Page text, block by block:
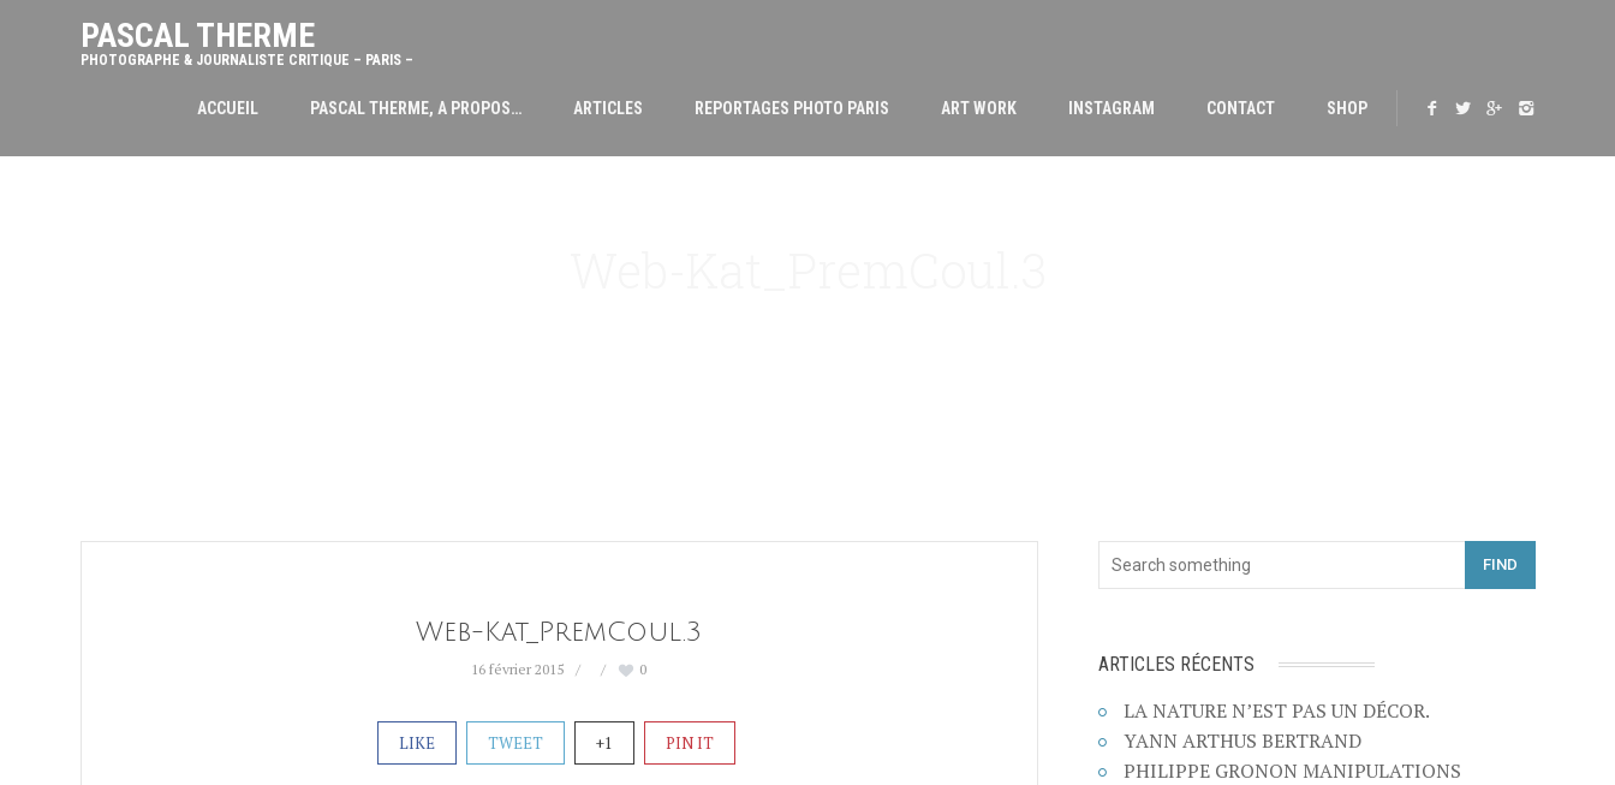
PASCAL THERME
PHOTOGRAPHE & JOURNALISTE CRITIQUE – PARIS –
ACCUEIL PASCAL THERME, A PROPOS… ARTICLES REPORTAGES PHOTO PARIS ART WORK INSTAGRAM CONTACT SHOP
Web-Kat_PremCoul.3
16 février 2015 0
LIKE TWEET +1 PIN IT
FIND
ARTICLES RÉCENTS
LA NATURE N’EST PAS UN DÉCOR.
YANN ARTHUS BERTRAND
PHILIPPE GRONON MANIPULATIONS